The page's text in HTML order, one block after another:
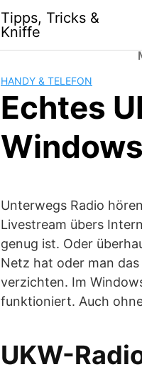
Tipps, Tricks &
Kniffe
HANDY & TELEFON
Echtes
Unterwegs Radio
Livestream übers
genug ist. Oder
Netz hat oder man
verzichten. Im
funktioniert. Auch
UKW-